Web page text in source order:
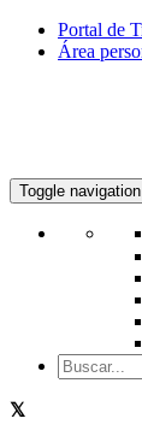
Portal de
Área
Toggle navigation